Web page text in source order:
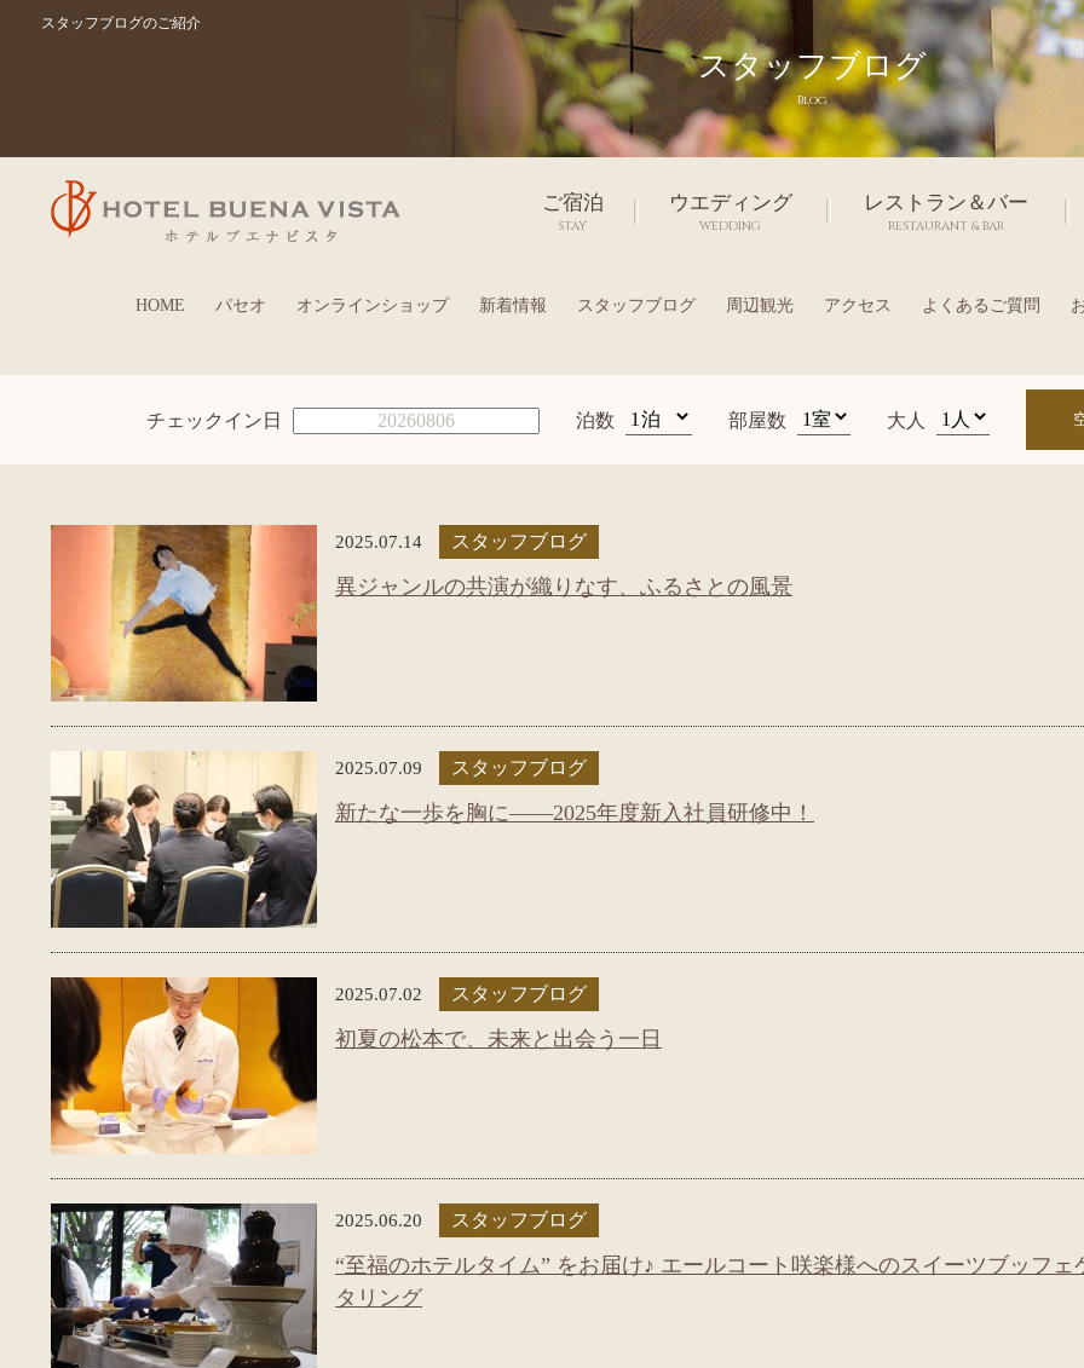
スタッフブログのご紹介
スタッフブログ
Blog
ご宿泊
STAY
ウエディング
WEDDING
レストラン＆バー
RESTAURANT & BAR
HOME パセオ オンラインショップ 新着情報 スタッフブログ 周辺観光 アクセス よくあるご質問
チェックイン日 泊数 部屋数 大人
2025.07.14 スタッフブログ
異ジャンルの共演が織りなす、ふるさとの風景
2025.07.09 スタッフブログ
新たな一歩を胸に――2025年度新入社員研修中！
2025.07.02 スタッフブログ
初夏の松本で、未来と出会う一日
2025.06.20 スタッフブログ
“至福のホテルタイム” をお届け♪ エールコート咲楽様へのスイーツブッフェ
タリング